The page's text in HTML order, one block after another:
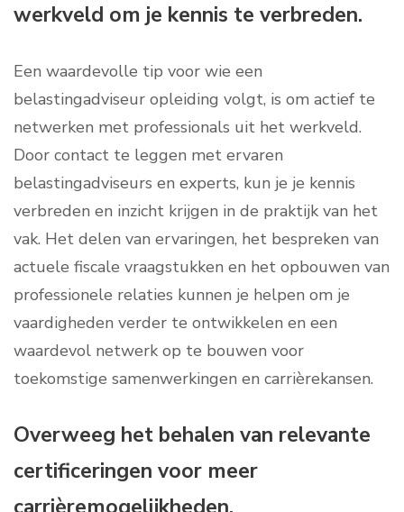
werkveld om je kennis te verbreden.
Een waardevolle tip voor wie een
belastingadviseur opleiding volgt, is om actief te
netwerken met professionals uit het werkveld.
Door contact te leggen met ervaren
belastingadviseurs en experts, kun je je kennis
verbreden en inzicht krijgen in de praktijk van het
vak. Het delen van ervaringen, het bespreken van
actuele fiscale vraagstukken en het opbouwen van
professionele relaties kunnen je helpen om je
vaardigheden verder te ontwikkelen en een
waardevol netwerk op te bouwen voor
toekomstige samenwerkingen en carrièrekansen.
Overweeg het behalen van relevante
certificeringen voor meer